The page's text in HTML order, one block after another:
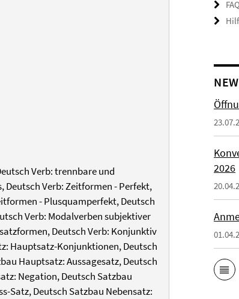
Verb: trennbare und
Deutsch Verb: Zeitformen - Perfekt,
- Plusquamperfekt, Deutsch
Verb: Modalverben subjektiver
Deutsch Verb: Konjunktiv
Hauptsatz-Konjunktionen, Deutsch
Hauptsatz: Aussagesatz, Deutsch
Negation, Deutsch Satzbau
Satz, Deutsch Satzbau Nebensatz:
2026